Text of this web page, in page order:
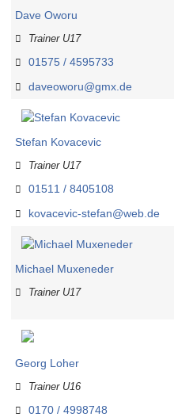
Dave Oworu
Trainer U17
01575 / 4595733‬
daveoworu@gmx.de
Stefan Kovacevic
Trainer U17
01511 / 8405108
kovacevic-stefan@web.de
Michael Muxeneder
Trainer U17
Georg Loher
Trainer U16
0170 / 4998748